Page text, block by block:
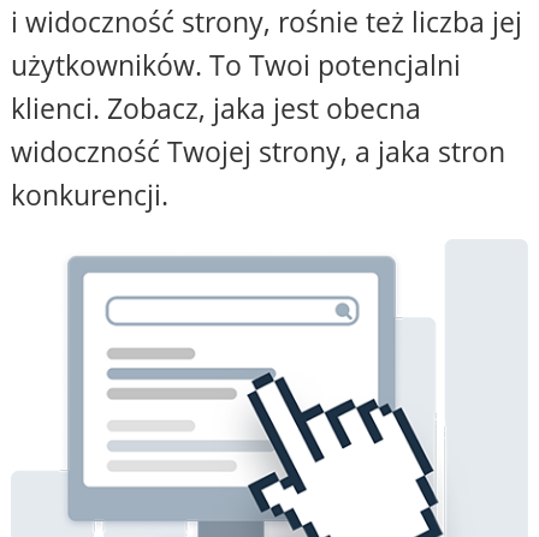
i widoczność strony, rośnie też liczba jej
użytkowników. To Twoi potencjalni
klienci. Zobacz, jaka jest obecna
widoczność Twojej strony, a jaka stron
konkurencji.